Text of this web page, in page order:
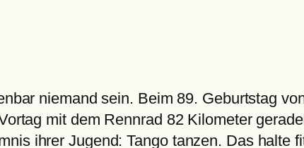
niemand sein. Beim 89. Geburtstag
mit dem Rennrad 82 Kilometer
ihrer Jugend: Tango tanzen. Das halte